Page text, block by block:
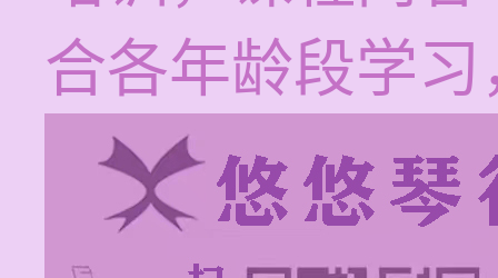
合各年龄段学